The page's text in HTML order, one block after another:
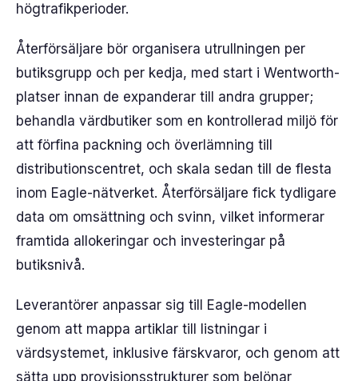
högtrafikperioder.
Återförsäljare bör organisera utrullningen per
butiksgrupp och per kedja, med start i Wentworth-
platser innan de expanderar till andra grupper;
behandla värdbutiker som en kontrollerad miljö för
att förfina packning och överlämning till
distributionscentret, och skala sedan till de flesta
inom Eagle-nätverket. Återförsäljare fick tydligare
data om omsättning och svinn, vilket informerar
framtida allokeringar och investeringar på
butiksnivå.
Leverantörer anpassar sig till Eagle-modellen
genom att mappa artiklar till listningar i
värdsystemet, inklusive färskvaror, och genom att
sätta upp provisionsstrukturer som belönar